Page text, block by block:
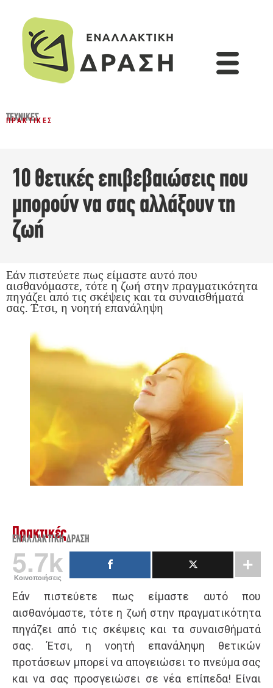
ΤΕΧΝΙΚΈΣ
ΠΡΑΚΤΙΚΈΣ
10 θετικές επιβεβαιώσεις που
μπορούν να σας αλλάξουν τη
ζωή
Εάν πιστεύετε πως είμαστε αυτό που
αισθανόμαστε, τότε η ζωή στην πραγματικότητα
πηγάζει από τις σκέψεις και τα συναισθήματά
σας. Έτσι, η νοητή επανάληψη
Πρακτικές
ΕΝΑΛΛΑΚΤΙΚΉ ΔΡΆΣΗ
5.7k
Κοινοποιήσεις
Εάν πιστεύετε πως είμαστε αυτό που
αισθανόμαστε, τότε η ζωή στην πραγματικότητα
πηγάζει από τις σκέψεις και τα συναισθήματά
σας. Έτσι, η νοητή επανάληψη θετικών
προτάσεων μπορεί να απογειώσει το πνεύμα σας
και να σας προσγειώσει σε νέα επίπεδα! Είναι